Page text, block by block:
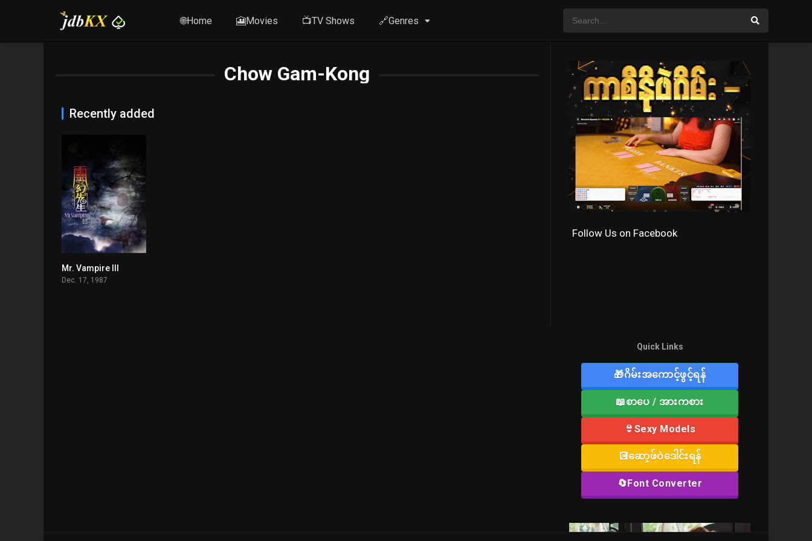
🌐Home 🎦Movies 📺TV Shows 🔗Genres
Chow Gam-Kong
Recently added
Mr. Vampire III
Dec. 17, 1987
Follow Us on Facebook
Quick Links
🎁ဂိမ်းအကောင့်ဖွင့်ရန်
📖စာပေ / အားကစား
👙Sexy Models
💽ဆော့ဖ်ဝဲဒေါင်းရန်
🔄Font Converter